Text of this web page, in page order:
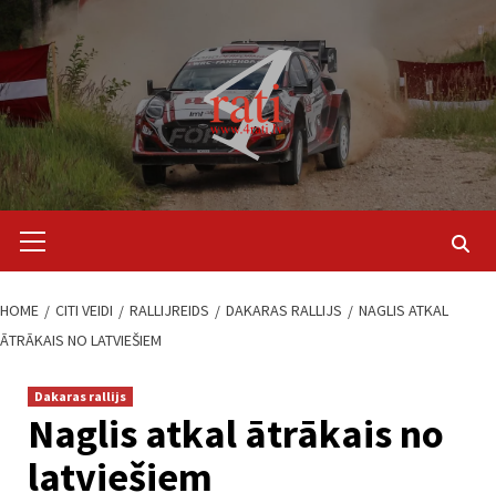
content
Menu
HOME CITI VEIDI RALLIJREIDS DAKARAS RALLIJS
NAGLIS ATKAL
ĀTRĀKAIS NO LATVIEŠIEM
Dakaras rallijs
Naglis atkal ātrākais no
latviešiem